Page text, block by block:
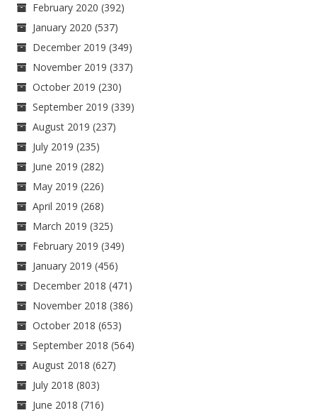
February 2020 (392)
January 2020 (537)
December 2019 (349)
November 2019 (337)
October 2019 (230)
September 2019 (339)
August 2019 (237)
July 2019 (235)
June 2019 (282)
May 2019 (226)
April 2019 (268)
March 2019 (325)
February 2019 (349)
January 2019 (456)
December 2018 (471)
November 2018 (386)
October 2018 (653)
September 2018 (564)
August 2018 (627)
July 2018 (803)
June 2018 (716)